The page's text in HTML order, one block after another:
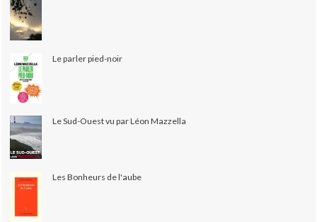
Le parler pied-noir
Le Sud-Ouest vu par Léon Mazzella
Les Bonheurs de l'aube